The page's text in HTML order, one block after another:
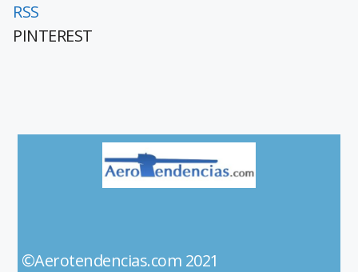
RSS
PINTEREST
©Aerotendencias.com 2021